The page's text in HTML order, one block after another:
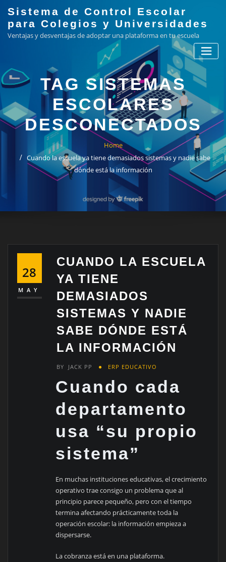
content
Sistema de Control Escolar
para Colegios y Universidades
Ventajas y desventajas de adoptar una plataforma en tu escuela
TAG SISTEMAS
ESCOLARES
DESCONECTADOS
Home
Cuando la escuela ya tiene demasiados sistemas y nadie sabe
dónde está la información
28
MAY
CUANDO LA ESCUELA
YA TIENE
DEMASIADOS
SISTEMAS Y NADIE
SABE DÓNDE ESTÁ
LA INFORMACIÓN
BY JACK PP ERP EDUCATIVO
Cuando cada
departamento
usa “su propio
sistema”
En muchas instituciones educativas, el crecimiento
operativo trae consigo un problema que al
principio parece pequeño, pero con el tiempo
termina afectando prácticamente toda la
operación escolar: la información empieza a
dispersarse.
La cobranza está en una plataforma.